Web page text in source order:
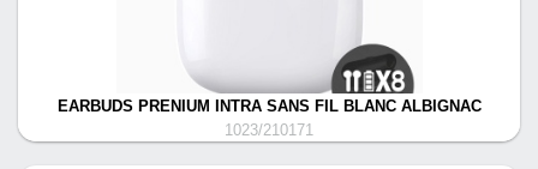
EARBUDS PRENIUM INTRA SANS FIL BLANC ALBIGNAC
1023/210171